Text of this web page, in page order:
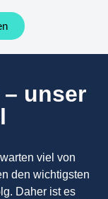
unser
viel von
den wichtigsten
Daher ist es